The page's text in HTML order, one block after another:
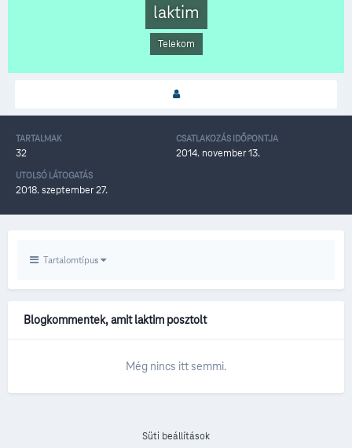
laktim
Telekom
TARTALMAK
32
CSATLAKOZÁS IDŐPONTJA
2014. november 13.
UTOLSÓ LÁTOGATÁS
2018. szeptember 27.
Tartalomtípus
Blogkommentek, amit laktim posztolt
Még nincs itt semmi.
Süti beállítások